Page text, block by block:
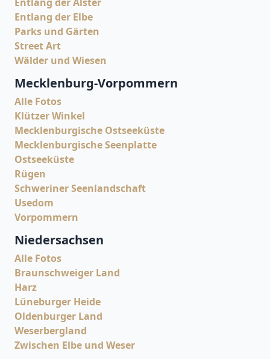
Entlang der Elbe
Parks und Gärten
Street Art
Wälder und Wiesen
Mecklenburg-Vorpommern
Alle Fotos
Klützer Winkel
Mecklenburgische Ostseeküste
Mecklenburgische Seenplatte
Ostseeküste
Rügen
Schweriner Seenlandschaft
Usedom
Vorpommern
Niedersachsen
Alle Fotos
Braunschweiger Land
Harz
Lüneburger Heide
Oldenburger Land
Weserbergland
Zwischen Elbe und Weser